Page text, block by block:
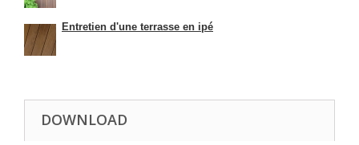
Entretien d'une terrasse en ipé
DOWNLOAD